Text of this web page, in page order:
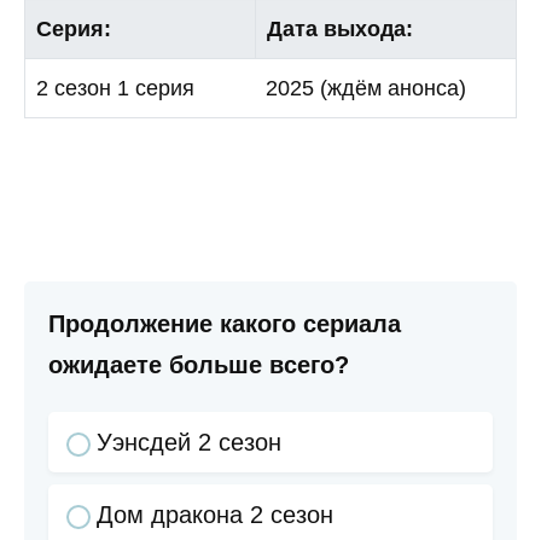
Серия: Дата выхода:
2 сезон 1 серия 2025 (ждём анонса)
Продолжение какого сериала
ожидаете больше всего?
Уэнсдей 2 сезон
Дом дракона 2 сезон